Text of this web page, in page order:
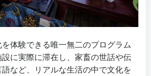
体験できる唯一無二のプログラム
に実際に滞在し、家畜の世話や伝
など、リアルな生活の中で文化を